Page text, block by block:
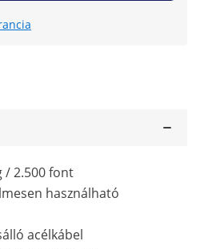
/ 2.500 font
használható
acélkábel